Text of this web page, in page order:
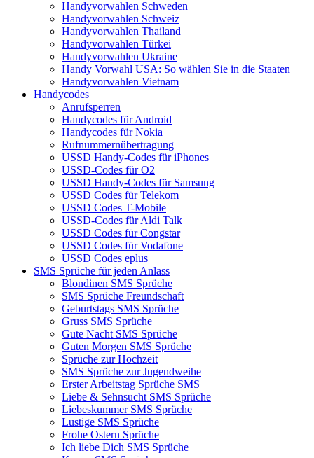
Handyvorwahlen Schweden
Handyvorwahlen Schweiz
Handyvorwahlen Thailand
Handyvorwahlen Türkei
Handyvorwahlen Ukraine
Handy Vorwahl USA: So wählen Sie in die Staaten
Handyvorwahlen Vietnam
Handycodes
Anrufsperren
Handycodes für Android
Handycodes für Nokia
Rufnummernübertragung
USSD Handy-Codes für iPhones
USSD-Codes für O2
USSD Handy-Codes für Samsung
USSD Codes für Telekom
USSD Codes T-Mobile
USSD-Codes für Aldi Talk
USSD Codes für Congstar
USSD Codes für Vodafone
USSD Codes eplus
SMS Sprüche für jeden Anlass
Blondinen SMS Sprüche
SMS Sprüche Freundschaft
Geburtstags SMS Sprüche
Gruss SMS Sprüche
Gute Nacht SMS Sprüche
Guten Morgen SMS Sprüche
Sprüche zur Hochzeit
SMS Sprüche zur Jugendweihe
Erster Arbeitstag Sprüche SMS
Liebe & Sehnsucht SMS Sprüche
Liebeskummer SMS Sprüche
Lustige SMS Sprüche
Frohe Ostern Sprüche
Ich liebe Dich SMS Sprüche